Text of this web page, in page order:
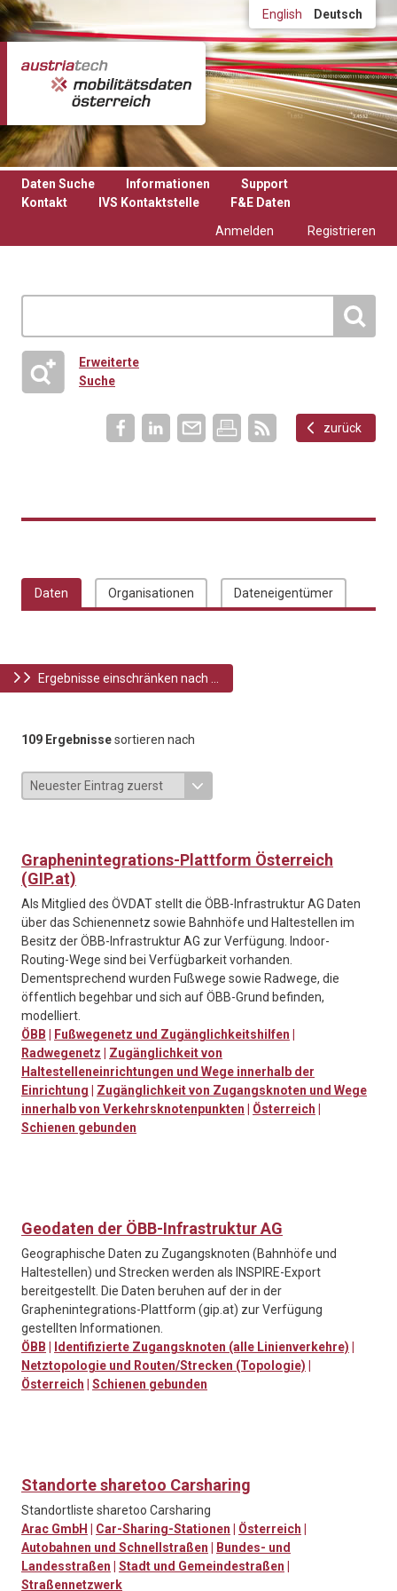
Direkt zum Inhalt English Deutsch
Daten Suche Informationen
Support
Kontakt
IVS Kontaktstelle
F&E Daten
Anmelden
Registrieren
Erweiterte
Suche
zurück
Daten Organisationen Dateneigentümer
Ergebnisse einschränken nach ...
109 Ergebnissesortieren nach
Graphenintegrations-Plattform Österreich
(GIP.at)
Als Mitglied des ÖVDAT stellt die ÖBB-Infrastruktur AG Daten
über das Schienennetz sowie Bahnhöfe und Haltestellen im
Besitz der ÖBB-Infrastruktur AG zur Verfügung. Indoor-
Routing-Wege sind bei Verfügbarkeit vorhanden.
Dementsprechend wurden Fußwege sowie Radwege, die
öffentlich begehbar und sich auf ÖBB-Grund befinden,
modelliert.
ÖBB
Fußwegenetz und Zugänglichkeitshilfen
Radwegenetz
Zugänglichkeit von
Haltestelleneinrichtungen und Wege innerhalb der
Einrichtung
Zugänglichkeit von Zugangsknoten und Wege
innerhalb von Verkehrsknotenpunkten
Österreich
Schienen gebunden
Geodaten der ÖBB-Infrastruktur AG
Geographische Daten zu Zugangsknoten (Bahnhöfe und
Haltestellen) und Strecken werden als INSPIRE-Export
bereitgestellt. Die Daten beruhen auf der in der
Graphenintegrations-Plattform (gip.at) zur Verfügung
gestellten Informationen.
ÖBB
Identifizierte Zugangsknoten (alle Linienverkehre)
Netztopologie und Routen/Strecken (Topologie)
Österreich
Schienen gebunden
Standorte sharetoo Carsharing
Standortliste sharetoo Carsharing
Arac GmbH
Car-Sharing-Stationen Österreich
Autobahnen und Schnellstraßen
Bundes- und
Landesstraßen
Stadt und Gemeindestraßen
Straßennetzwerk